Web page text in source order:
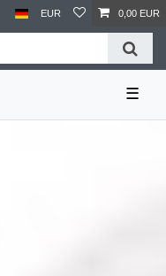
EUR 0,00 EUR
☰